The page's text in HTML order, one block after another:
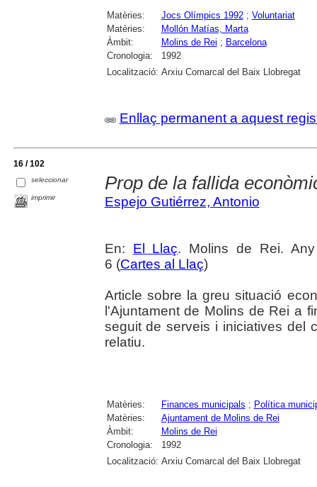
Matèries: Jocs Olímpics 1992; Voluntariat
Matèries:
Mollón Matías, Marta
Àmbit:
Molins de Rei ; Barcelona
Cronologia:
1992
Localització: Arxiu Comarcal del Baix Llobregat
Enllaç permanent a aquest
16 / 102
seleccionar
imprimir
Prop de la fallida
Espejo Gutiérrez, Antonio
En: El Llaç. Molins de Rei.
6 (Cartes al Llaç)
Article sobre la greu situació
l'Ajuntament de Molins de Rei a
seguit de serveis i iniciatives del
relatiu.
Matèries: Finances municipals ; Política
Matèries:
Ajuntament de Molins de Rei
Àmbit:
Molins de Rei
Cronologia:
1992
Localització: Arxiu Comarcal del Baix Llobregat